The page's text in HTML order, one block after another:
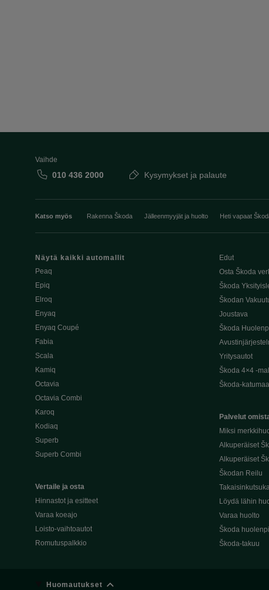
Vaihde
010 436 2000 Kysymykset ja palaute
Katso myös Rakenna Škoda Jälleenmyyjät ja huolto Heti vapaat
Näytä kaikki automallit
Peaq
Epiq
Elroq
Enyaq
Enyaq Coupé
Fabia
Scala
Kamiq
Octavia
Octavia Combi
Karoq
Kodiaq
Superb
Superb Combi
Vertaile ja osta
Hinnastot ja esitteet
Varaa koeajo
Loisto-vaihtoautot
Romutuspalkkio
Edut
Osta Škoda
Škoda
Škodan
Joustava
Škoda
Yritysautot
Škoda 4×4 -
Škoda-
Palvelut
Miksi
Alkuperäiset
Alkuperäiset
Škodan Reilu
Löydä lähin
Varaa huolto
Škoda
Škoda-takuu
Huomautukset